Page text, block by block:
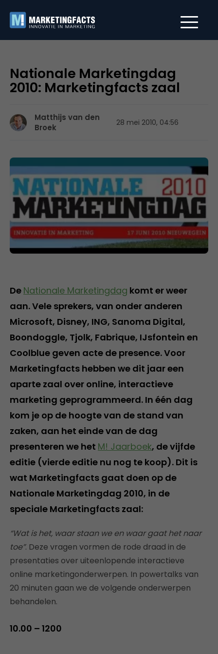
Nationale Marketingdag
2010: Marketingfacts zaal
Matthijs van den
Broek
28 mei 2010, 04:56
De Nationale Marketingdag komt er weer
aan. Vele sprekers, van onder anderen
Microsoft, Disney, ING, Sanoma Digital,
Boondoggle, Tjolk, Fabrique, IJsfontein en
Coolblue geven acte de presence. Voor
Marketingfacts hebben we dit jaar een
aparte zaal over online, interactieve
marketing geprogrammeerd. In één dag
kom je op de hoogte van de stand van
zaken, aan het einde van de dag
presenteren we het M! Jaarboek, de vijfde
editie (vierde editie nu nog te koop). Dit is
wat Marketingfacts gaat doen op de
Nationale Marketingdag 2010, in de
speciale Marketingfacts zaal:
“Wat is het, waar staan we en waar gaat het naar
toe”. Deze vragen vormen de rode draad in de
presentaties over uiteenlopende interactieve
online marketingonderwerpen. In powertalks van
20 minuten gaan we de volgende onderwerpen
behandelen.
10.00 – 1200